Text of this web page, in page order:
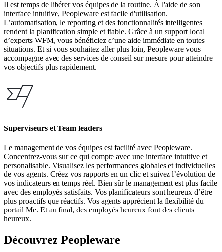
Il est temps de libérer vos équipes de la routine. À l'aide de son
interface intuitive, Peopleware est facile d'utilisation.
L’automatisation, le reporting et des fonctionnalités intelligentes
rendent la planification simple et fiable. Grâce à un support local
d’experts WFM, vous bénéficiez d’une aide immédiate en toutes
situations. Et si vous souhaitez aller plus loin, Peopleware vous
accompagne avec des services de conseil sur mesure pour atteindre
vos objectifs plus rapidement.
Superviseurs et Team leaders
Le management de vos équipes est facilité avec Peopleware.
Concentrez-vous sur ce qui compte avec une interface intuitive et
personalisable. Visualisez les performances globales et individuelles
de vos agents. Créez vos rapports en un clic et suivez l’évolution de
vos indicateurs en temps réel. Bien sûr le management est plus facile
avec des employés satisfaits. Vos planificateurs sont heureux d’être
plus proactifs que réactifs. Vos agents apprécient la flexibilité du
portail Me. Et au final, des employés heureux font des clients
heureux.
Découvrez Peopleware